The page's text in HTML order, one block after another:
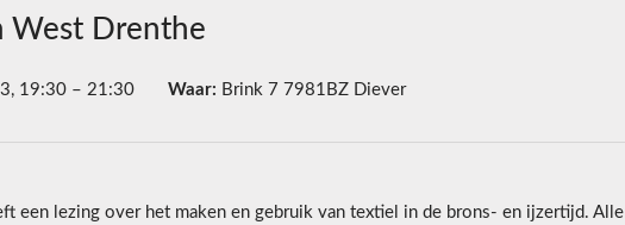
West Drenthe
19:30 – 21:30 Waar: Brink 7 7981BZ Diever
een lezing over het maken en gebruik van textiel in de brons- en ijzertijd. Alle